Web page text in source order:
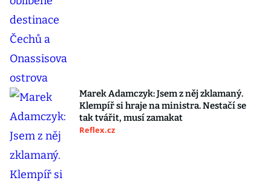
Marek Adamczyk: Jsem z něj zklamaný.
Klempíř si hraje na ministra. Nestačí se
tak tvářit, musí zamakat
Reflex.cz